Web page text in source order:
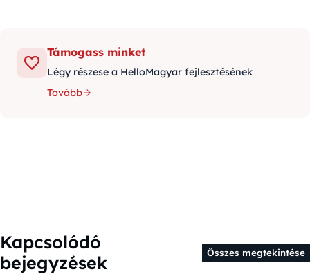
Támogass minket
Légy részese a HelloMagyar fejlesztésének
Tovább
Kapcsolódó
bejegyzések
Összes megtekintése